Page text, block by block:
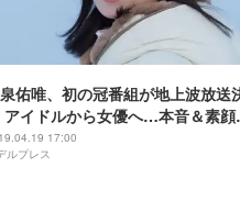
佑唯、初の冠番組が地上波放送
アイドルから女優へ…本音＆素顔
17:00
ルプレス